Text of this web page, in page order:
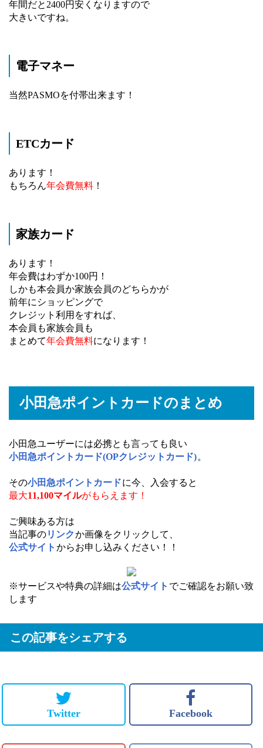
年間だと2400円安くなりますので
大きいですね。
電子マネー
当然PASMOを付帯出来ます！
ETCカード
あります！
もちろん年会費無料 ！
家族カード
あります！
年会費はわずか100円！
しかも本会員か家族会員のどちらかが
前年にショッピングで
クレジット利用をすれば、
本会員も家族会員も
まとめて年会費無料になります！
小田急ポイントカードのまとめ
小田急ユーザーには必携とも言っても良い
小田急ポイントカード(OPクレジットカード)。
その小田急ポイントカードに今、入会すると
最大11,100マイルがもらえます！
ご興味ある方は
当記事のリンクか画像をクリックして、
公式サイト からお申し込みください！！
※サービスや特典の詳細は公式サイト でご確認をお願い致
します
この記事をシェアする
Twitter Facebook